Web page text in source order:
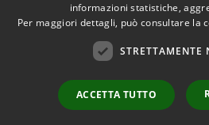
Mappa del sito
informazioni statistiche,
Per maggiori dettagli, può consultare la
STRETTAMENTE
ACCETTA TUTTO